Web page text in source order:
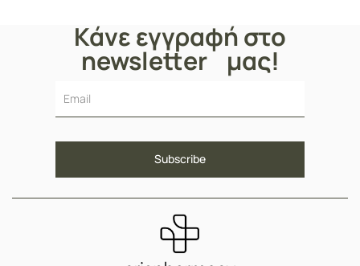
Κάνε εγγραφή στο
newsletter μας!